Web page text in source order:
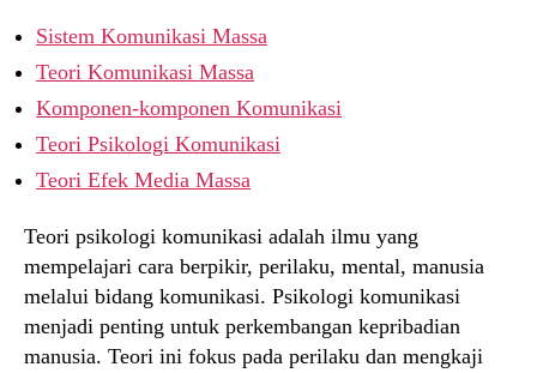
Sistem Komunikasi Massa
Teori Komunikasi Massa
Komponen-komponen Komunikasi
Teori Psikologi Komunikasi
Teori Efek Media Massa
Teori psikologi komunikasi adalah ilmu yang
mempelajari cara berpikir, perilaku, mental, manusia
melalui bidang komunikasi. Psikologi komunikasi
menjadi penting untuk perkembangan kepribadian
manusia. Teori ini fokus pada perilaku dan mengkaji